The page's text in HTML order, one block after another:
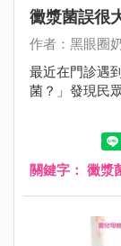
黴漿菌誤很
作者：黑眼圈
最近在門診遇
菌？」發現民
關鍵字： 黴漿